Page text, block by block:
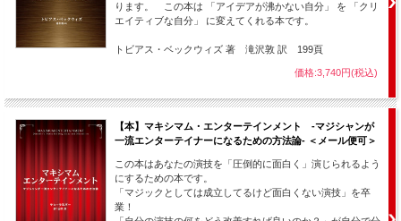
ブックマッチを絡めたカード手順。
エンターテイメント性に満ち溢れ、観客を煙に巻く数段階のオチは、妥協を
しないプロの演技だからこそ。
ら出現する」の最終形！
のカード・フォールディングが解説されています。
元になっているのはアル・ベイカーのアイデア。
インビジブル・スレッドを使った、簡単ながらも一番インパクトの強い現
ります。 この本は 「アイデアが沸かない自分」 を 「クリ
エイティブな自分」 に変えてくれる本です。
トビアス・ベックウィズ 著 滝沢敦 訳 199頁
価格:3,740円(税込)
【本】マキシマム・エンターテインメント -マジシャンが
一流エンターテイナーになるための方法論- ＜メール便可＞
この本はあなたの演技を「圧倒的に面白く」演じられるよう
にするための本です。
「マジックとしては成立してるけど面白くない演技」を卒
業！